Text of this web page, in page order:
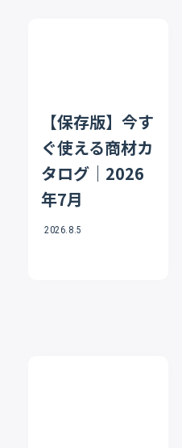
【保存版】今す
ぐ使える商材カ
タログ｜2026
年7月
2026.8.5